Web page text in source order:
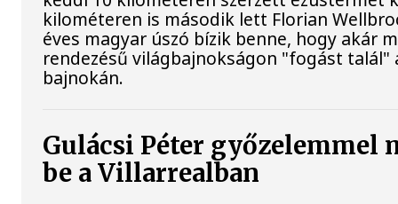
kilométeren is második lett Florian
éves magyar úszó bízik benne, hogy akár
rendezésű világbajnokságon "fogást talál"
bajnokán.
Gulácsi Péter győzelemmel
be a Villarrealban